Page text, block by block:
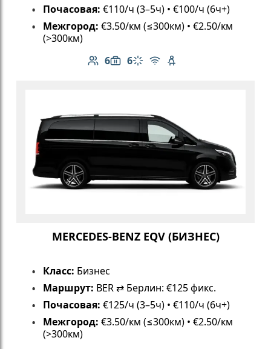
Почасовая: €110/ч (3–5ч) • €100/ч (6ч+)
Межгород: €3.50/км (≤300км) • €2.50/км
(>300км)
6
Количество пассажиров: 6
6
Вместимость багажа: 6
Климат-контроль
Бесплатный Wi-Fi
Детское кресло
MERCEDES-BENZ EQV (БИЗНЕС)
Класс: Бизнес
Маршрут: BER ⇄ Берлин: €125 фикс.
Почасовая: €125/ч (3–5ч) • €110/ч (6ч+)
Межгород: €3.50/км (≤300км) • €2.50/км
(>300км)